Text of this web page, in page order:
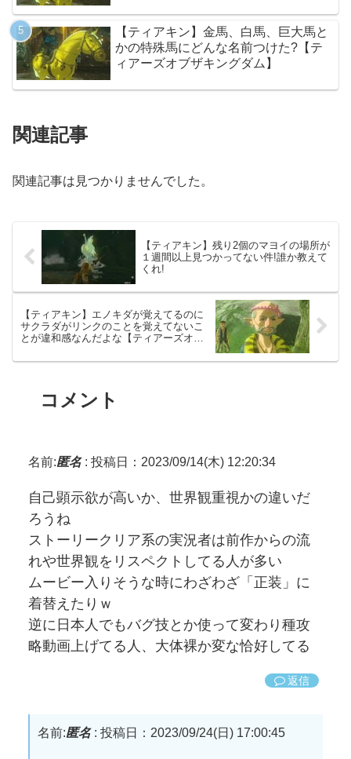
【ティアキン】金馬、白馬、巨大馬と
かの特殊馬にどんな名前つけた?【テ
ィアーズオブザキングダム】
関連記事
関連記事は見つかりませんでした。
【ティアキン】残り2個のマヨイの場所が
１週間以上見つかってない件!誰か教えて
くれ!
【ティアキン】エノキダが覚えてるのに
サクラダがリンクのことを覚えてないこ
とが違和感なんだよな【ティアーズオブ
コメント
名前:匿名: 投稿日：2023/09/14(木) 12:20:34
自己顕示欲が高いか、世界観重視かの違いだ
ろうね
ストーリークリア系の実況者は前作からの流
れや世界観をリスペクトしてる人が多い
ムービー入りそうな時にわざわざ「正装」に
着替えたりｗ
逆に日本人でもバグ技とか使って変わり種攻
略動画上げてる人、大体裸か変な恰好してる
返信
名前:匿名: 投稿日：2023/09/24(日) 17:00:45